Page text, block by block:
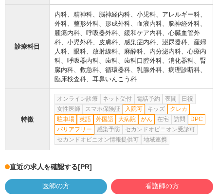
診療科目
内科、 精神科、 脳神経内科、 小児科、 アレルギー科、
外科、 整形外科、 形成外科、 血液内科、 脳神経外科、
腫瘍内科、 呼吸器外科、 緩和ケア内科、 心臓血管外
科、 小児外科、 皮膚科、 感染症内科、 泌尿器科、 産婦
人科、 眼科、 放射線科、 麻酔科、 内分泌内科、 心療内
科、 呼吸器内科、 歯科、 歯科口腔外科、 消化器科、 腎
臓内科、 救急科、 循環器科、 乳腺外科、 病理診断科、
臨床検査科、 耳鼻いんこう科
特徴
オンライン診療 ネット受付 電話予約 夜間
日祝
女性医師
スマホ保険証 入院可 キッズ
クレカ
駐車場
英語 外国語 大病院 がん 在宅 訪問
DPC
バリアフリー
感染予防
セカンドオピニオン受診可
セカンドオピニオン情報提供可
地域連携
直近の求人を確認する[PR]
医師の方 看護師の方